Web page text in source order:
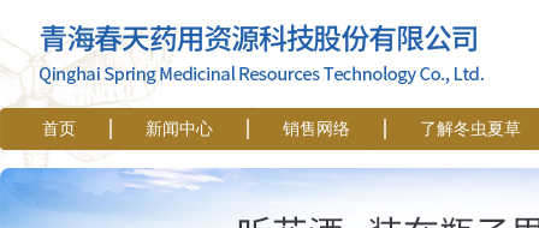
首页 新闻中心 销售网络 了解冬虫夏草